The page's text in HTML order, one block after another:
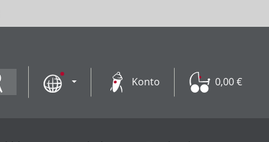
Konto 0,00 €